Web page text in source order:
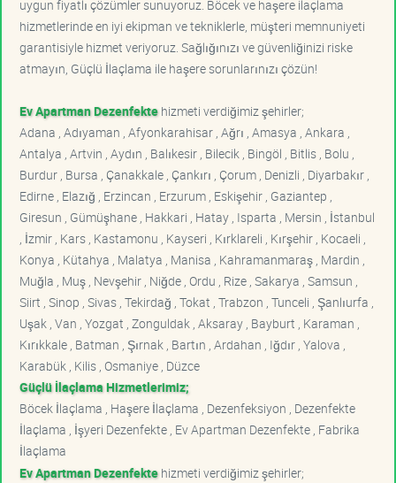
uygun fiyatlı çözümler sunuyoruz. Böcek ve haşere ilaçlama
hizmetlerinde en iyi ekipman ve tekniklerle, müşteri memnuniyeti
garantisiyle hizmet veriyoruz. Sağlığınızı ve güvenliğinizi riske
atmayın, Güçlü İlaçlama ile haşere sorunlarınızı çözün!
Ev Apartman Dezenfektehizmeti verdiğimiz şehirler;
Adana , Adıyaman , Afyonkarahisar , Ağrı , Amasya , Ankara ,
Antalya , Artvin , Aydın , Balıkesir , Bilecik , Bingöl , Bitlis , Bolu ,
Burdur , Bursa , Çanakkale , Çankırı , Çorum , Denizli , Diyarbakır ,
Edirne , Elazığ , Erzincan , Erzurum , Eskişehir , Gaziantep ,
Giresun , Gümüşhane , Hakkari , Hatay , Isparta , Mersin , İstanbul
, İzmir , Kars , Kastamonu , Kayseri , Kırklareli , Kırşehir , Kocaeli ,
Konya , Kütahya , Malatya , Manisa , Kahramanmaraş , Mardin ,
Muğla , Muş , Nevşehir , Niğde , Ordu , Rize , Sakarya , Samsun ,
Siirt , Sinop , Sivas , Tekirdağ , Tokat , Trabzon , Tunceli , Şanlıurfa ,
Uşak , Van , Yozgat , Zonguldak , Aksaray , Bayburt , Karaman ,
Kırıkkale , Batman , Şırnak , Bartın , Ardahan , Iğdır , Yalova ,
Karabük , Kilis , Osmaniye , Düzce
Güçlü İlaçlama Hizmetlerimiz;
Böcek İlaçlama , Haşere İlaçlama , Dezenfeksiyon , Dezenfekte
İlaçlama , İşyeri Dezenfekte , Ev Apartman Dezenfekte , Fabrika
İlaçlama
Ev Apartman Dezenfektehizmeti verdiğimiz şehirler;